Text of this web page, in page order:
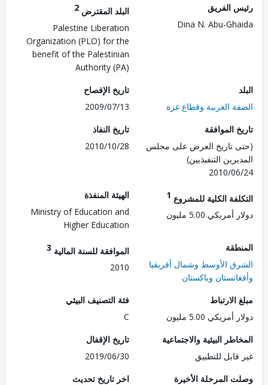
الفريق
Dina N. Abu-
البلد المقترض
Palestine Liberation
Organization (PLO) for the
benefit of the Palestinian
Authority (PA)
الغربية وقطاع غزة
تاريخ الإفصاح
2009/07/13
الموافقة
تاريخ العرض على مجلس
التنفيذيين)
2010/
تاريخ النفاذ
2010/10/28
الكلية للمشروع1
5.00 مليون
الهيئة المنفذة
Ministry of Education and
Higher Education
الأوسط وشمال أفريقيا
وباكستان
الموافقة للسنة المالية3
2010
5.00 مليون
فئة التصنيف البيئي
البيئية والاجتماعية
للتطبيق
تاريخ الإقفال
2019/06/30
المرحلة الأخيرة
اخر تاريخ تحديث